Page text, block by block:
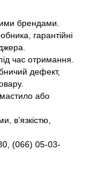
брендами.
гарантійні
час отримання.
дефект,
або
в’язкістю,
(066) 05-03-